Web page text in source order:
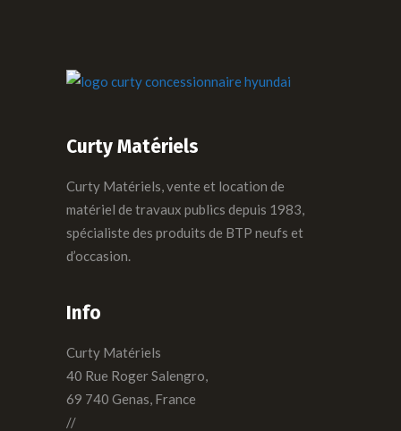
Curty Matériels
Curty Matériels, vente et location de
matériel de travaux publics depuis 1983,
spécialiste des produits de BTP neufs et
d’occasion.
Info
Curty Matériels
40 Rue Roger Salengro,
69 740 Genas, France
//